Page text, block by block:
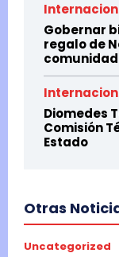
Gobernar
regalo de
Diomedes
Comisión
Estado
Otras
Uncategorized